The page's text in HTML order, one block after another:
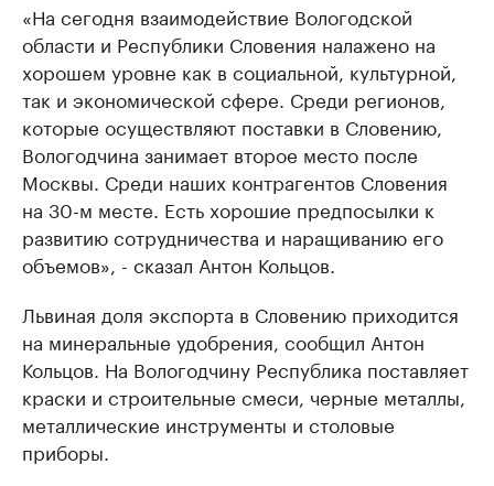
«На сегодня взаимодействие Вологодской
области и Республики Словения налажено на
хорошем уровне как в социальной, культурной,
так и экономической сфере. Среди регионов,
которые осуществляют поставки в Словению,
Вологодчина занимает второе место после
Москвы. Среди наших контрагентов Словения
на 30-м месте. Есть хорошие предпосылки к
развитию сотрудничества и наращиванию его
объемов», - сказал Антон Кольцов.
Львиная доля экспорта в Словению приходится
на минеральные удобрения, сообщил Антон
Кольцов. На Вологодчину Республика поставляет
краски и строительные смеси, черные металлы,
металлические инструменты и столовые
приборы.